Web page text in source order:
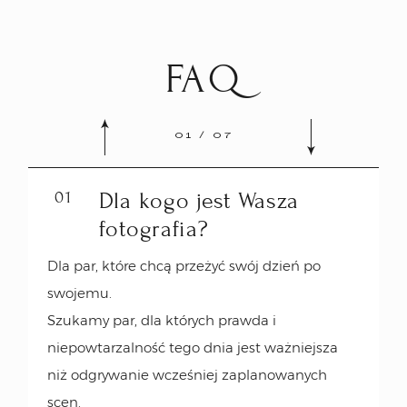
FAQ
Tak. Najwięcej pracujemy w Krakowie i
Małopolsce, regularnie w sąsiednich
województwach i w Warszawie, a na plenery
wracamy co roku do Włoch.
01
Dla kogo jest Wasza
fotografia?
Dla par, które chcą przeżyć swój dzień po
swojemu.
Szukamy par, dla których prawda i
niepowtarzalność tego dnia jest ważniejsza
niż odgrywanie wcześniej zaplanowanych
scen.
01 / 07